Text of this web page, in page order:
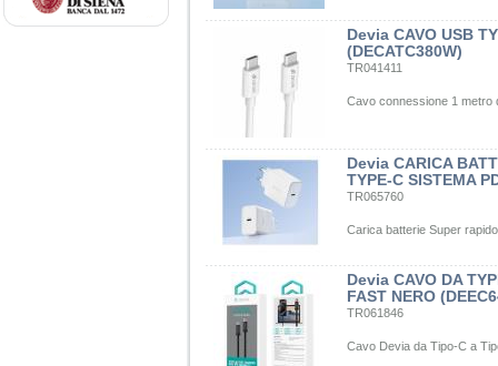
Devia CAVO USB
(DECATC380W)
TR041411
Cavo connessione 1 metro
Devia CARICA
TYPE-C SISTEMA
TR065760
Carica batterie Super
Devia CAVO DA
FAST NERO
TR061846
Cavo Devia da Tipo-C a